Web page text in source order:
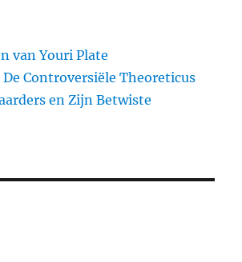
van Youri Plate
Controversiële Theoreticus
en Zijn Betwiste